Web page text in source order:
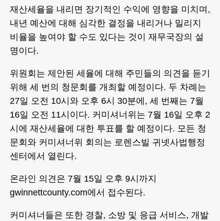
재산세율을 내리면 장기적인 수익에 영향을 미치며,
내년 예산에 대해 심각한 결정을 내리거나 밀리지
비율을 높여야 할 수도 있다는 것이 재무국장의 설
명이다.
위원회는 제안된 세율에 대해 주민들의 의견을 듣기
위해 세 번의 청문회를 개최할 예정이다. 두 차례는
27일 오전 10시와 오후 6시 30분에, 세 번째는 7월
16일 오전 11시이다. 커미셔너위는 7월 16일 오후 2
시에 재산세율에 대한 투표를 할 예정이다. 모든 청
문회와 커미셔너위 회의는 로렌스빌 귀넷사법행정
센터에서 열린다.
온라인 의견은 7월 15일 오후 9시까지
gwinnettcounty.com에서 접수된다.
커미셔너들은 또한 경찰, 소방 및 응급 서비스, 개발